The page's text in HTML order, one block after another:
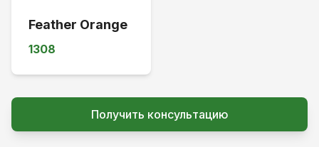
Feather Orange
1308
Получить консультацию